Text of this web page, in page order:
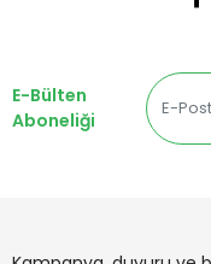
E-Bülten
Aboneliği